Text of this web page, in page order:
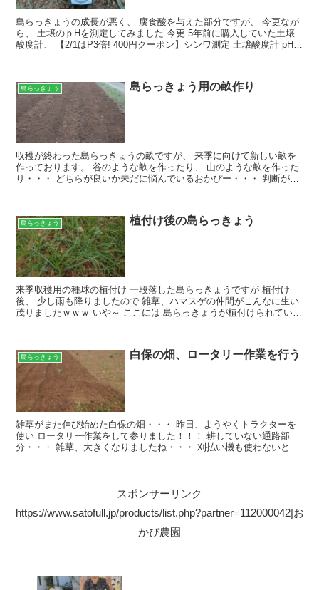
島らっきょうの成長が悪く、 腐食酸を与えた部分ですが、 今更なが
ら、 土壌のｐHを測定してみました 今更 5年前に購入していた土壌
酸度計、 【2/1はP3倍! 400円クーポン】シンワ測定 土壌酸度計 pH計
島らっきょう 島らっきょう用の畝作り
収穫が終わった島らっきょうの畝ですが、 来季に向けて新しい畝を
作っております。 谷のような畝を作ったり、 山のような畝を作った
り・・・ どちらが良いか未だに悩んでいるおかぴー・・・ 判断が遅
島らっきょう 植付け後の島らっきょう
来季収穫用の種球の植付け 一段落した島らっきょうですが 植付け
後、 少し雨も降りましたので 雑草、ハマスゲの仲間がこんなに生い
茂りましたｗｗｗ いや～ ここには 島らっきょうが植付けられている
島らっきょう 白保の畑、ロータリー作業を行う
雑草がまた伸び始めた白保の畑・・・ 昨日、ようやくトラクターを
使い ロータリー作業をして参りました！！！ 耕していない通路部
分・・・ 雑草、大きくなりましたね・・・ 刈払い機も使わないとｗ
スポンサーリンク
https://www.satofull.jp/products/list.php?partner=112000042|お
かぴ農園